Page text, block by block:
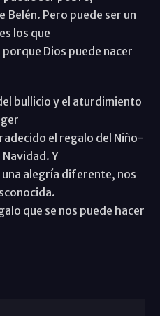
Pero puede ser un
los que
Dios puede nacer
bullicio y el aturdimiento
el regalo del Niño-
Y
alegría diferente, nos
que se nos puede hacer